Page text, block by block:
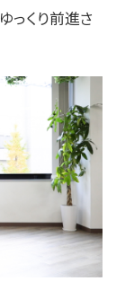
っくり前進さ